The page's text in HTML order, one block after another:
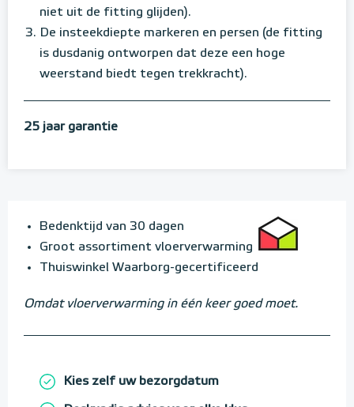
niet uit de fitting glijden).
De insteekdiepte markeren en persen (de fitting
is dusdanig ontworpen dat deze een hoge
weerstand biedt tegen trekkracht).
25 jaar garantie
Bedenktijd van 30 dagen
Groot assortiment vloerverwarming
Thuiswinkel Waarborg-gecertificeerd
Omdat vloerverwarming in één keer goed moet.
Kies zelf uw bezorgdatum